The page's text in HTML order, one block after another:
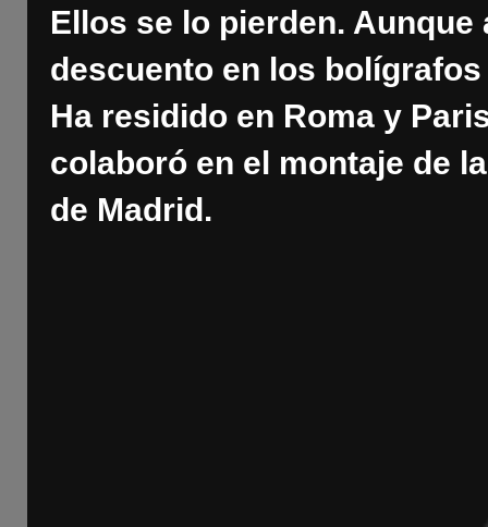
Ellos se lo pierden.
descuento en los
Ha residido en Roma y
colaboró en el montaje de
de Madrid.